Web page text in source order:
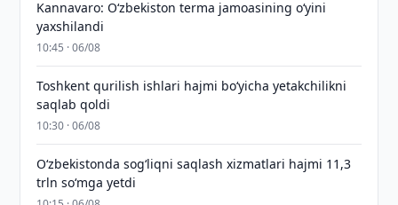
Kannavaro: O‘zbekiston terma jamoasining o‘yini
yaxshilandi
10:45 · 06/08
Toshkent qurilish ishlari hajmi bo‘yicha yetakchilikni
saqlab qoldi
10:30 · 06/08
O‘zbekistonda sog‘liqni saqlash xizmatlari hajmi 11,3
trln so‘mga yetdi